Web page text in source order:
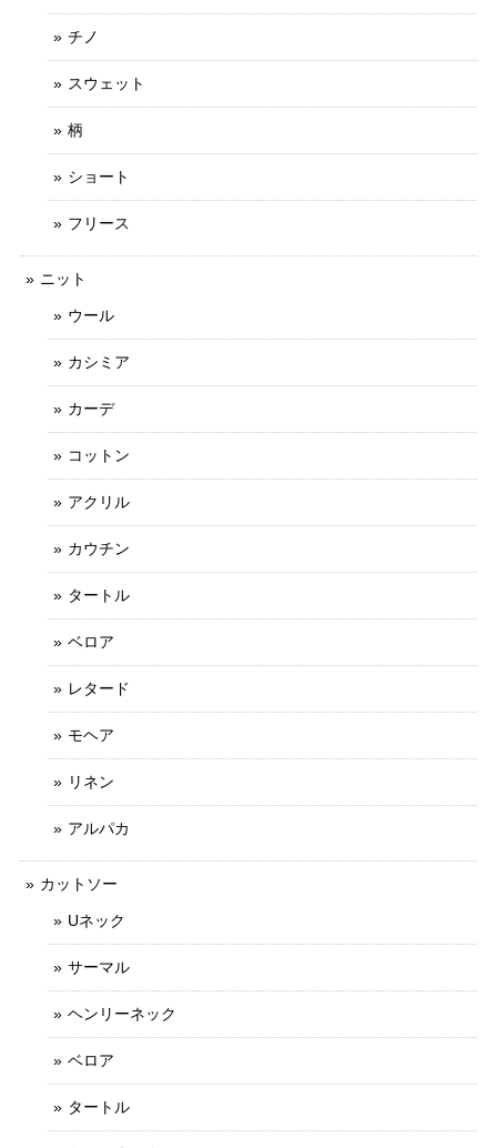
チノ
スウェット
柄
ショート
フリース
ニット
ウール
カシミア
カーデ
コットン
アクリル
カウチン
タートル
ベロア
レタード
モヘア
リネン
アルパカ
カットソー
Uネック
サーマル
ヘンリーネック
ベロア
タートル